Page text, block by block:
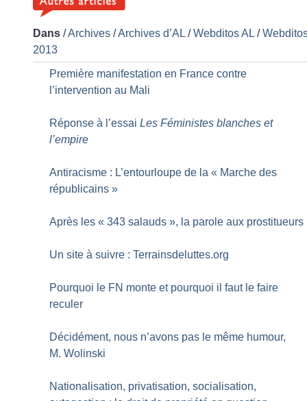
Dans /Archives /Archives d’AL /Webditos AL /
2013
Première manifestation en France contre
l’intervention au Mali
Réponse à l’essaiLes Féministes blanches et
l’empire
Antiracisme : L’entourloupe de la « Marche des
républicains »
Après les « 343 salauds », la parole aux prostitueurs
Un site à suivre : Terrainsdeluttes.org
Pourquoi le FN monte et pourquoi il faut le faire
reculer
Décidément, nous n’avons pas le même humour,
M. Wolinski
Nationalisation, privatisation, socialisation,